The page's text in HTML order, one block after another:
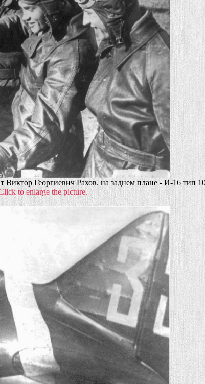
Виктор Георгиевич Рахов. на заднем плане - И-16 тип
to enlarge the picture.